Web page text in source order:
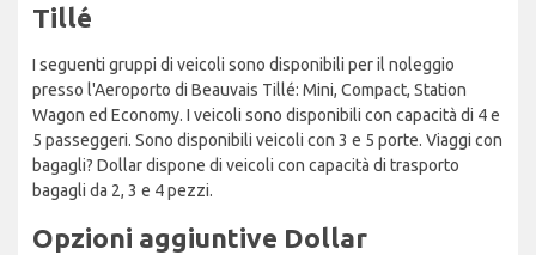
Tillé
I seguenti gruppi di veicoli sono disponibili per il noleggio
presso l'Aeroporto di Beauvais Tillé: Mini, Compact, Station
Wagon ed Economy. I veicoli sono disponibili con capacità di 4 e
5 passeggeri. Sono disponibili veicoli con 3 e 5 porte. Viaggi con
bagagli? Dollar dispone di veicoli con capacità di trasporto
bagagli da 2, 3 e 4 pezzi.
Opzioni aggiuntive Dollar